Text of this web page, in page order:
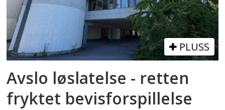
PLUSS
Avslo løslatelse - retten
fryktet bevisforspillelse